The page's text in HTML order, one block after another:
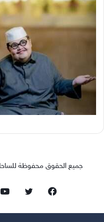
جميع الحقوق محفوظة
فيسبوك تويتر